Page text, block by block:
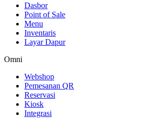
Dasbor
Point of Sale
Menu
Inventaris
Layar Dapur
Omni
Webshop
Pemesanan QR
Reservasi
Kiosk
Integrasi